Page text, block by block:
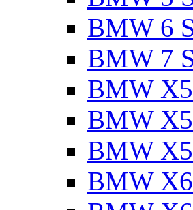
BMW 6
BMW 7
BMW
BMW
BMW
BMW